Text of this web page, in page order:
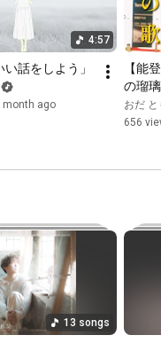
Mix
八
All
4:57
い話をしよう」
month ago
【能
の瑠
能登
レン
おだ と
656
13 songs